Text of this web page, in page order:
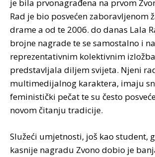
je bila prvonagrađena na prvom
Rad je bio posvećen zaboravljenom
drame a od te 2006. do danas Lala
brojne nagrade te se samostalno i na
reprezentativnim kolektivnim
predstavljala diljem svijeta. Njeni
multimedijalnog karaktera, imaju
feministički pečat te su često
novom čitanju tradicije.
Služeći umjetnosti, još kao student,
kasnije nagradu Zvono dobio je